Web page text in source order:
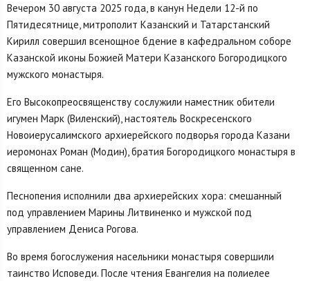
Вечером 30 августа 2025 года, в канун Недели 12-й по
Пятидесятнице, митрополит Казанский и Татарстанский
Кирилл совершил всенощное бдение в кафедральном соборе
Казанской иконы Божией Матери Казанского Богородицкого
мужского монастыря.
Его Высокопреосвященству сослужили наместник обители
игумен Марк (Виленский), настоятель Воскресенского
Новоиерусалимского архиерейского подворья города Казани
иеромонах Роман (Модин), братия Богородицкого монастыря в
священном сане.
Песнопения исполнили два архиерейских хора: смешанный
под управлением Марины Литвиненко и мужской под
управлением Дениса Рогова.
Во время богослужения насельники монастыря совершили
таинство Исповеди. После чтения Евангелия на полиелее